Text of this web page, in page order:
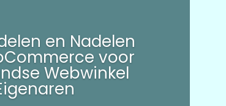
en Nadelen
voor
Webwinkel